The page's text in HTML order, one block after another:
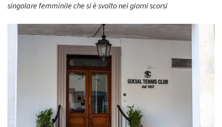
singolare femminile che si è svolto nei giorni scorsi